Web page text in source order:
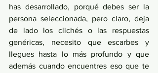
has desarrollado, porqué debes ser la
persona seleccionada, pero claro, deja
de lado los clichés o las respuestas
genéricas, necesito que escarbes y
llegues hasta lo más profundo y que
además cuando encuentres eso que te